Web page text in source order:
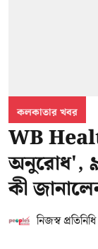
কলকাতার খবর
WB
অনুরোধ',
কী জানালেন
নিজস্ব প্রতিনিধি